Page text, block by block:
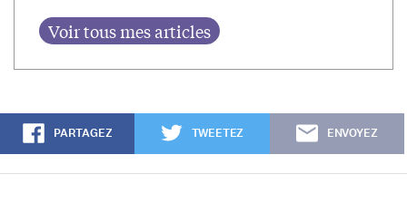
PARTAGEZ TWEETEZ ENVOYEZ